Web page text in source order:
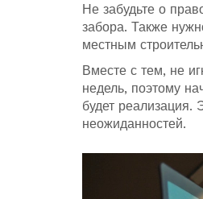
Не забудьте о
забора. Также
местным
Вместе с тем, не
недель, поэтому
будет реализация.
неожиданностей.